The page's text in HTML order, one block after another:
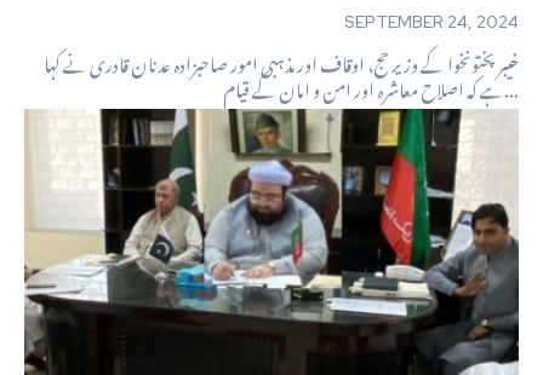
SEPTEMBER 24, 2024
خیبر پختونخوا کے وزیر حج، اوقاف اور مذہبی امور صاحبزادہ عدنان قادری نے کہا
ہے کہ اصلاح معاشرہ اور امن و امان کے قیام...